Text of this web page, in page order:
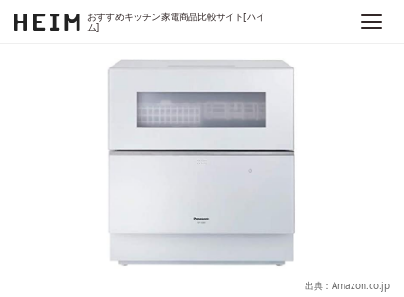
おすすめキッチン家電商品比較サイト[ハイ
ム]
出典：Amazon.co.jp